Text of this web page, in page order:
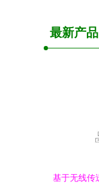
最新产品